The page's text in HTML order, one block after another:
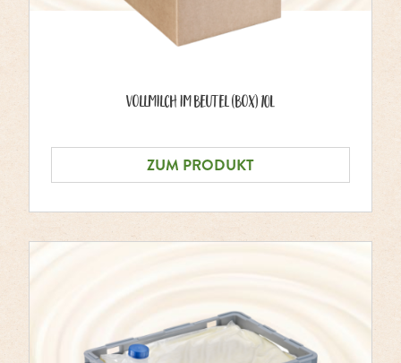
Vollmilch im Beutel (Box) 10L
ZUM PRODUKT